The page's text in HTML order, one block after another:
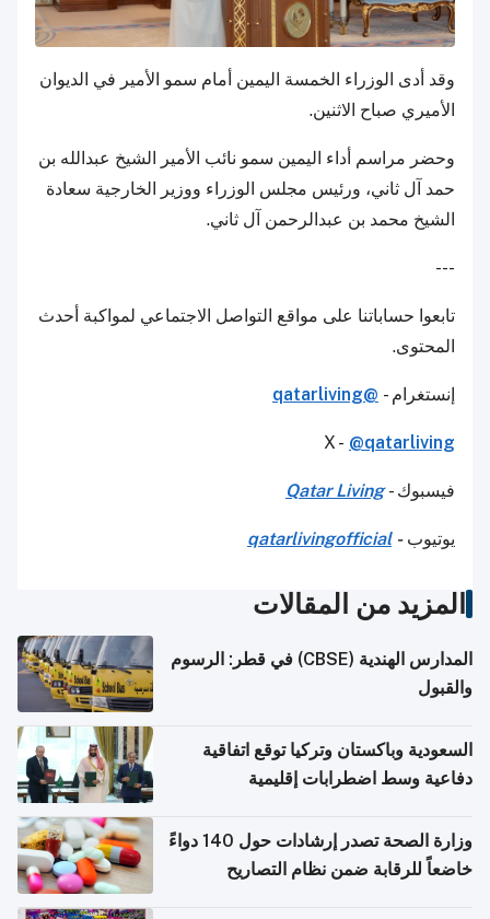
وقد أدى الوزراء الخمسة اليمين أمام سمو الأمير في الديوان
الأميري صباح الاثنين.
وحضر مراسم أداء اليمين سمو نائب الأمير الشيخ عبدالله بن
حمد آل ثاني، ورئيس مجلس الوزراء ووزير الخارجية سعادة
الشيخ محمد بن عبدالرحمن آل ثاني.
---
تابعوا حساباتنا على مواقع التواصل الاجتماعي لمواكبة أحدث
المحتوى.
إنستغرام - @qatarliving
X - @qatarliving
فيسبوك -Qatar Living
يوتيوب-
qatarlivingofficial
المزيد من المقالات
المدارس الهندية (CBSE) في قطر: الرسوم
والقبول
السعودية وباكستان وتركيا توقع اتفاقية
دفاعية وسط اضطرابات إقليمية
وزارة الصحة تصدر إرشادات حول 140 دواءً
خاضعاً للرقابة ضمن نظام التصاريح